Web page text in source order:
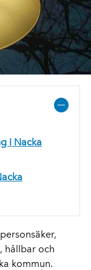
i Nacka
hållbar och
kommun.